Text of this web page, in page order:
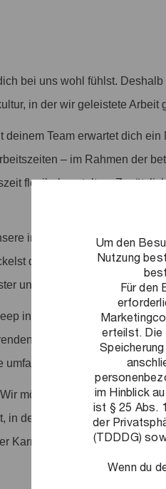
Um den
Nutzung
Für den
erteilst. Die
im Hinblick
ist § 25 Abs.
der
(TDDDG)
Wenn du
bei uns wohl fühlst.
in der wir geleistete Arbeit
deinem Team erwartet dich
– im Rahmen der
flexibel gestalten.
interne Academy,
du dich stetig weiter.
und Spezialisierungsmaster
in Touch" (KiT) bleiben wir
in Kontakt und bieten
umfangreiche Informationen
Wir möchten ein positives
in dem Arbeit anerkannt und
Karriereseite.